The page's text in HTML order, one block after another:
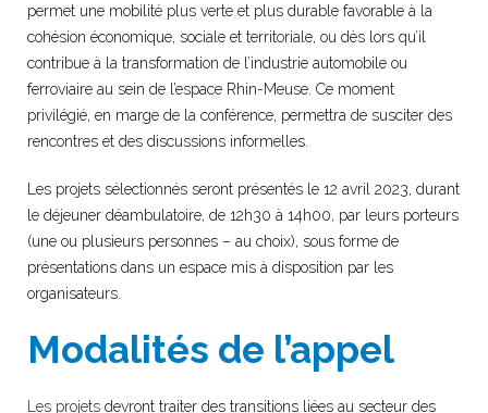
permet une mobilité plus verte et plus durable favorable à la
cohésion économique, sociale et territoriale, ou dès lors qu’il
contribue à la transformation de l’industrie automobile ou
ferroviaire au sein de l’espace Rhin-Meuse. Ce moment
privilégié, en marge de la conférence, permettra de susciter des
rencontres et des discussions informelles.
Les projets sélectionnés seront présentés le 12 avril 2023, durant
le déjeuner déambulatoire, de 12h30 à 14h00, par leurs porteurs
(une ou plusieurs personnes – au choix), sous forme de
présentations dans un espace mis à disposition par les
organisateurs.
Modalités de l’appel
Les projets devront traiter des transitions liées au secteur des